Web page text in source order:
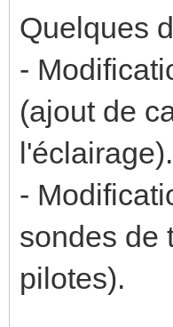
Quelques
-
(ajout de
l'éclairage).
-
sondes de
pilotes).